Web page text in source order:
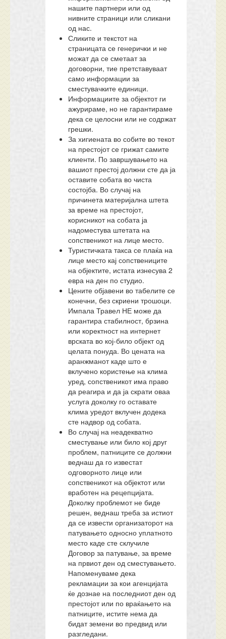
нашите партнери или од
нивните страници или сликани
од нас.
Сликите и текстот на
страницата се генерички и не
можат да се сметаат за
договорни, тие претставуваат
само информации за
сместувачките единици.
Информациите за објектот ги
ажурираме, но не гарантираме
дека се целосни или не содржат
грешки.
За хигиената во собите во текот
на престојот се грижат самите
клиенти. По завршувањето на
вашиот престој должни сте да ја
оставите собата во чиста
состојба. Во случај на
причинета материјална штета
за време на престојот,
корисникот на собата ја
надоместува штетата на
сопственикот на лице место.
Туристичката такса се плаќа на
лице место кај сопствениците
на објектите, истата изнесува 2
евра на ден по студио.
Цените објавени во табелите се
конечни, без скриени трошоци.
Импала Травел НЕ може да
гарантира стабилност, брзина
или коректност на интернет
врската во кој-било објект од
целата понуда. Во цената на
аранжманот каде што е
вклучено користење на клима
уред, сопственикот има право
да реагира и да ја скрати оваа
услуга доколку го оставате
клима уредот вклучен додека
сте надвор од собата.
Во случај на неадекватно
сместување или било кој друг
проблем, патниците се должни
веднаш да го известат
одговорното лице или
сопственикот на објектот или
вработен на рецепцијата.
Доколку проблемот не биде
решен, веднаш треба за истиот
да се извести организаторот на
патувањето односно уплатното
место каде сте склучиле
Договор за патување, за време
на првиот ден од сместувањето.
Напоменуваме дека
рекламации за кои агенцијата
ќе дознае на последниот ден од
престојот или по враќањето на
патниците, истите нема да
бидат земени во предвид или
разгледани.